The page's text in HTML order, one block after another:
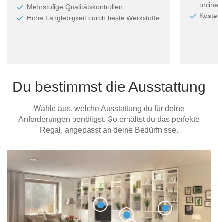
Mehrstufige Qualitätskontrollen
Hohe Langlebigkeit durch beste Werkstoffe
Du bestimmst die Ausstattung
Wähle aus, welche Ausstattung du für deine
Anforderungen benötigst. So erhältst du das perfekte
Regal, angepasst an deine Bedürfnisse.